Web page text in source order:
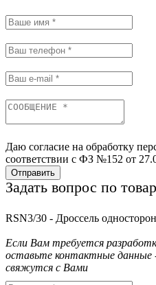
Даю согласие на обработку
соответствии с ФЗ №152 от
Отправить
Задать вопрос по
RSN3/30 - Дроссель
Если Вам требуется
оставьте контактные
свяжутся с Вами